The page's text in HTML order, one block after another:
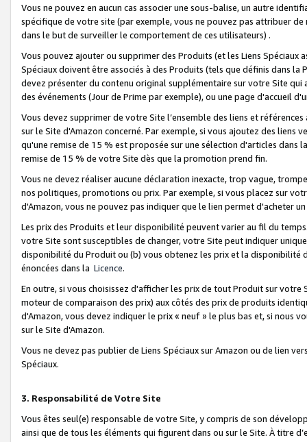
Vous ne pouvez en aucun cas associer une sous-balise, un autre
spécifique de votre site (par exemple, vous ne pouvez pas attribuer
dans le but de surveiller le comportement de ces utilisateurs) .
Vous pouvez ajouter ou supprimer des Produits (et les Liens
Spéciaux doivent être associés à des Produits (tels que définis dans
devez présenter du contenu original supplémentaire sur votre Site qui
des événements (Jour de Prime par exemple), ou une page d'accueil
Vous devez supprimer de votre Site l’ensemble des liens et
sur le Site d'Amazon concerné. Par exemple, si vous ajoutez des
qu'une remise de 15 % est proposée sur une sélection d'articles
remise de 15 % de votre Site dès que la promotion prend fin.
Vous ne devez réaliser aucune déclaration inexacte, trop vague,
nos politiques, promotions ou prix. Par exemple, si vous placez sur
d'Amazon, vous ne pouvez pas indiquer que le lien permet d'acheter
Les prix des Produits et leur disponibilité peuvent varier au fil du
votre Site sont susceptibles de changer, votre Site peut indiquer
disponibilité du Produit ou (b) vous obtenez les prix et la disponibilité
énoncées dans la Licence.
En outre, si vous choisissez d'afficher les prix de tout Produit sur
moteur de comparaison des prix) aux côtés des prix de produits
d'Amazon, vous devez indiquer le prix « neuf » le plus bas et, si nous
sur le Site d'Amazon.
Vous ne devez pas publier de Liens Spéciaux sur Amazon ou de lien
Spéciaux.
3. Responsabilité de Votre Site
Vous êtes seul(e) responsable de votre Site, y compris de son
ainsi que de tous les éléments qui figurent dans ou sur le Site. À titre